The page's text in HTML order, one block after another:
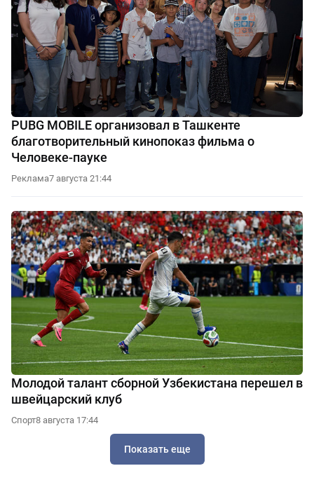
PUBG MOBILE организовал в Ташкенте
благотворительный кинопоказ фильма о
Человеке-пауке
Реклама7 августа 21:44
Молодой талант сборной Узбекистана перешел в
швейцарский клуб
Спорт8 августа 17:44
Показать еще